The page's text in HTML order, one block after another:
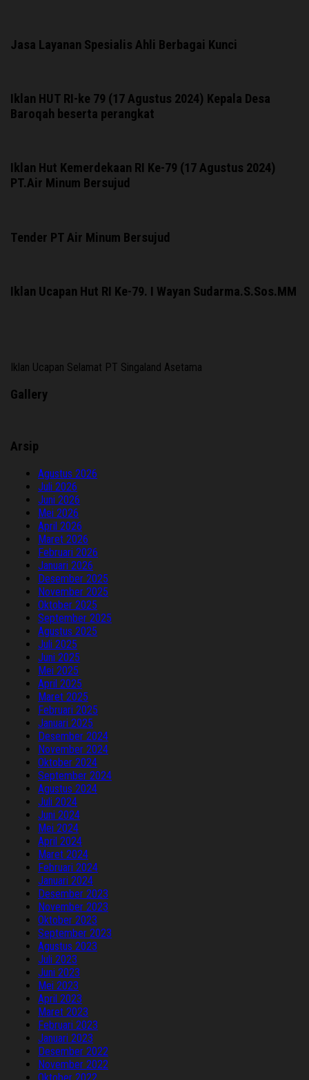
Jasa Layanan Spesialis Ahli Berbagai Kunci
Iklan HUT RI-ke 79 (17 Agustus 2024) Kepala Desa
Baroqah beserta perangkat
Iklan Hut Kemerdekaan RI Ke-79 (17 Agustus 2024)
PT.Air Minum Bersujud
Tender PT Air Minum Bersujud
Iklan Ucapan Hut RI Ke-79. I Wayan Sudarma.S.Sos.MM
Iklan Ucapan Selamat PT Singaland Asetama
Gallery
Arsip
Agustus 2026
Juli 2026
Juni 2026
Mei 2026
April 2026
Maret 2026
Februari 2026
Januari 2026
Desember 2025
November 2025
Oktober 2025
September 2025
Agustus 2025
Juli 2025
Juni 2025
Mei 2025
April 2025
Maret 2025
Februari 2025
Januari 2025
Desember 2024
November 2024
Oktober 2024
September 2024
Agustus 2024
Juli 2024
Juni 2024
Mei 2024
April 2024
Maret 2024
Februari 2024
Januari 2024
Desember 2023
November 2023
Oktober 2023
September 2023
Agustus 2023
Juli 2023
Juni 2023
Mei 2023
April 2023
Maret 2023
Februari 2023
Januari 2023
Desember 2022
November 2022